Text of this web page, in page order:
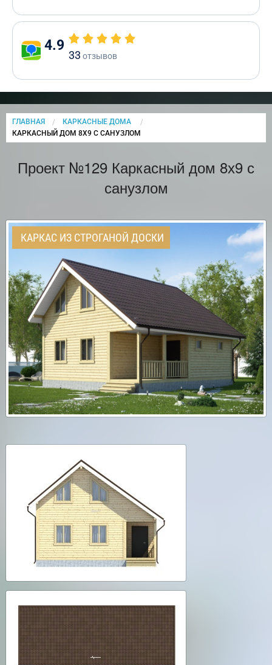
4.9
33 отзывов
ГЛАВНАЯ
КАРКАСНЫЕ ДОМА
CURRENT:
КАРКАСНЫЙ ДОМ 8Х9 С САНУЗЛОМ
Проект №129 Каркасный дом 8х9 с
санузлом
КАРКАС ИЗ СТРОГАНОЙ ДОСКИ